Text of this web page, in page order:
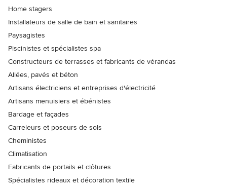
Home stagers
Installateurs de salle de bain et sanitaires
Paysagistes
Piscinistes et spécialistes spa
Constructeurs de terrasses et fabricants de vérandas
Allées, pavés et béton
Artisans électriciens et entreprises d'électricité
Artisans menuisiers et ébénistes
Bardage et façades
Carreleurs et poseurs de sols
Cheministes
Climatisation
Fabricants de portails et clôtures
Spécialistes rideaux et décoration textile